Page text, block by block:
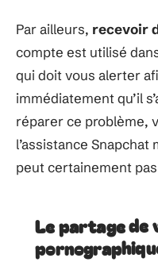
Par ailleurs, recevoir
compte est utilisé
qui doit vous alerter
immédiatement qu’il
réparer ce problème,
l’assistance
peut certainement
Le partage de